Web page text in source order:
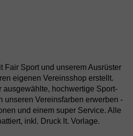
Fair Sport und unserem Ausrüster
eigenen Vereinsshop erstellt.
ausgewählte, hochwertige Sport-
unseren Vereinsfarben erwerben -
und einem super Service. Alle
inkl. Druck lt. Vorlage.